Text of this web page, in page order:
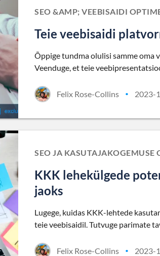
SEO &AMP; VEEBISAIDI
Teie veebisaidi
Õppige tundma olulisi samme oma
Veenduge, et teie
Felix Rose-Collins • 2023-
SEO JA KASUTAJAKOGEMUSE
KKK lehekülgede
jaoks
Lugege, kuidas KKK-lehtede
teie veebisaidil. Tutvuge parimate
Felix Rose-Collins • 2023-